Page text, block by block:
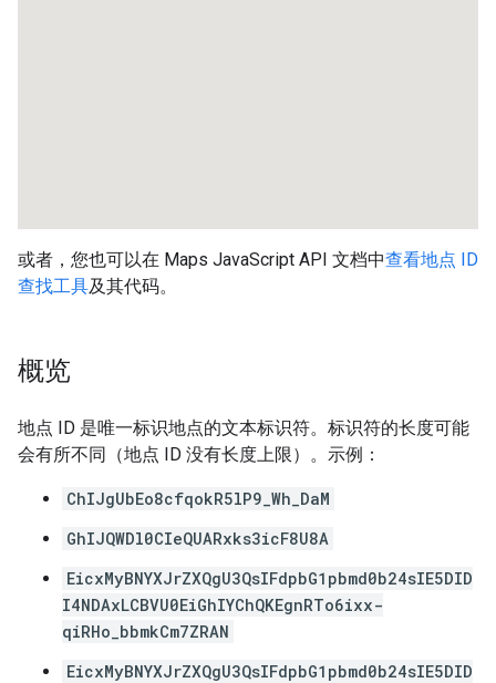
或者，您也可以在 Maps JavaScript API 文档中查看地点 ID
查找工具及其代码。
概览
地点 ID 是唯一标识地点的文本标识符。标识符的长度可能
会有所不同（地点 ID 没有长度上限）。示例：
ChIJgUbEo8cfqokR5lP9_Wh_DaM
GhIJQWDl0CIeQUARxks3icF8U8A
EicxMyBNYXJrZXQgU3QsIFdpbG1pbmd0b24sIE5DID
I4NDAxLCBVU0EiGhIYChQKEgnRTo6ixx-
qiRHo_bbmkCm7ZRAN
EicxMyBNYXJrZXQgU3QsIFdpbG1pbmd0b24sIE5DID